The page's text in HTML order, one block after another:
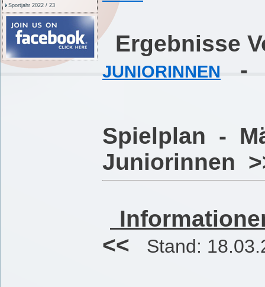
Sportjahr 2022 / 23
Ergebnisse
JUNIORINNEN
Spielplan -
Juniorinnen
<<
Stand: